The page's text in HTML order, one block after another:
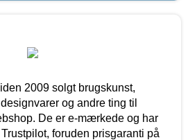
2009 solgt brugskunst,
og andre ting til
De er e-mærkede og har
foruden prisgaranti på